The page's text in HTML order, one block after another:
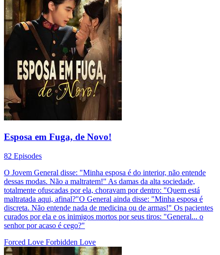
Esposa em Fuga, de Novo!
82 Episodes
O Jovem General disse: "Minha esposa é do interior, não entende
dessas modas. Não a maltratem!" As damas da alta sociedade,
totalmente ofuscadas por ela, choravam por dentro: "Quem está
maltratada aqui, afinal?"O General ainda disse: "Minha esposa é
discreta. Não entende nada de medicina ou de armas!" Os pacientes
curados por ela e os inimigos mortos por seus tiros: "General... o
senhor por acaso é cego?"
Forced Love Forbidden Love